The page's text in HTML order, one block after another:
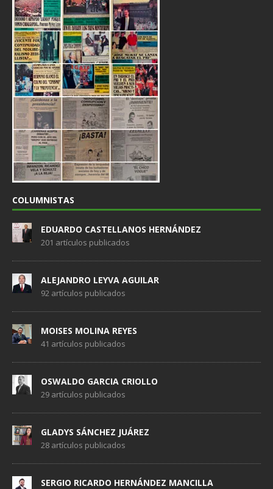
COLUMNISTAS
EDUARDO CASTELLANOS HERNÁNDEZ
201 artículos publicados
ALEJANDRO LEYVA AGUILAR
92 artículos publicados
MOISES MOLINA REYES
41 artículos publicados
OSWALDO GARCIA CRIOLLO
29 artículos publicados
GLADYS SÁNCHEZ JUÁREZ
28 artículos publicados
SERGIO RICARDO HERNÁNDEZ MANCILLA